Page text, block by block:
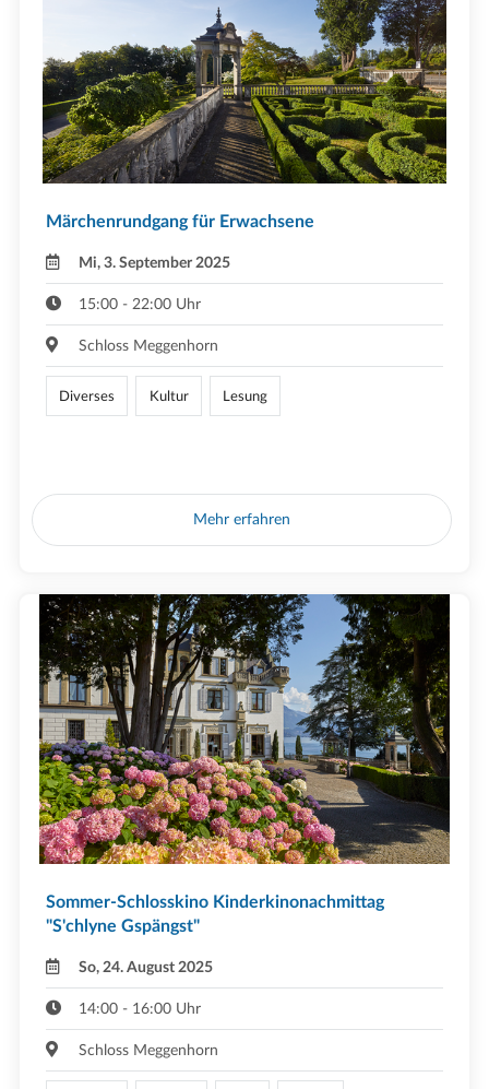
Märchenrundgang für Erwachsene
Mi, 3. September 2025
15:00 - 22:00 Uhr
Schloss Meggenhorn
Diverses Kultur Lesung
Mehr erfahren
Sommer-Schlosskino Kinderkinonachmittag
"S'chlyne Gspängst"
So, 24. August 2025
14:00 - 16:00 Uhr
Schloss Meggenhorn